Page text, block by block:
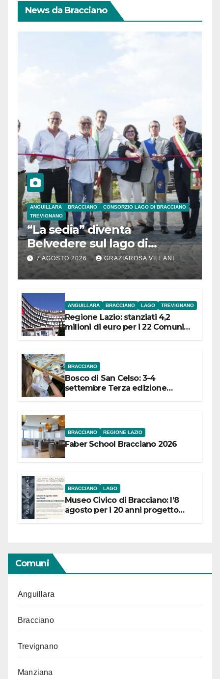
News da Bracciano
ANGUILLARA BRACCIANO
CONSORZIO LAGO DI BRACCIANO
TREVIGNANO
“La sedia” diventa
Belvedere sul lago di
Bracciano: ieri
l’inaugurazione
7 AGOSTO 2026 GRAZIAROSA VILLANI
ANGUILLARA BRACCIANO LAGO TREVIGNANO
Regione Lazio: stanziati 4,2
milioni di euro per i 22 Comuni
BRACCIANO
Bosco di San Celso: 3-4
settembre Terza edizione
BRACCIANO REGIONE LAZIO
Faber School Bracciano 2026
BRACCIANO LAGO
Museo Civico di Bracciano: l’8
agosto per i 20 anni progetto
Comuni
Anguillara
Bracciano
Trevignano
Manziana